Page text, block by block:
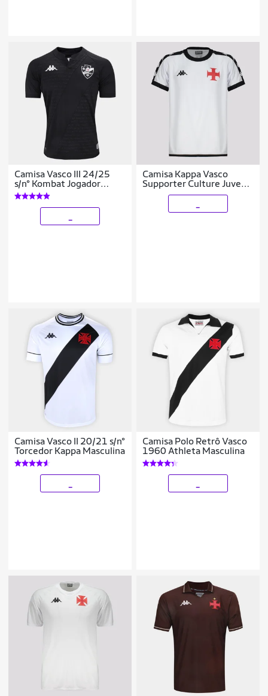
Camisa Vasco III 24/25
s/n° Kombat Jogador
Kappa Masculina
Camisa Kappa Vasco
Supporter Culture Juvenil
Branca e Preta
Camisa Vasco II 20/21 s/n°
Torcedor Kappa Masculina
Camisa Polo Retrô Vasco
1960 Athleta Masculina